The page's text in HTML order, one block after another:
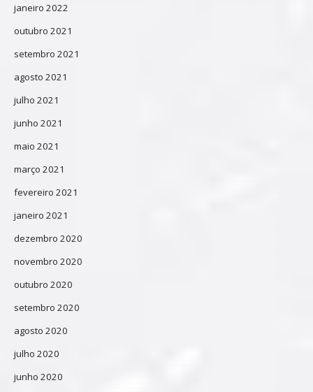
janeiro 2022
outubro 2021
setembro 2021
agosto 2021
julho 2021
junho 2021
maio 2021
março 2021
fevereiro 2021
janeiro 2021
dezembro 2020
novembro 2020
outubro 2020
setembro 2020
agosto 2020
julho 2020
junho 2020